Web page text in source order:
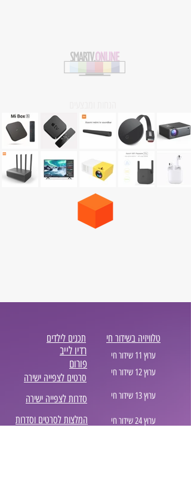
תכנים לילדים
רדיו לייב
פורום
סרטים לצפייה ישירה
סדרות לצפייה ישירה
המלצות לסרטים וסדרות
טלוויזיה בשידור חי
ערוץ 11 שידור חי
ערוץ 12 שידור חי
ערוץ 13 שידור חי
ערוץ 24 שידור חי